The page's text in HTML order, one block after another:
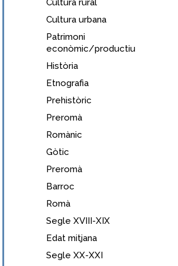
Cultura rural
Cultura urbana
Patrimoni
econòmic/productiu
Història
Etnografia
Prehistòric
Preromà
Romànic
Gòtic
Preromà
Barroc
Romà
Segle XVIII-XIX
Edat mitjana
Segle XX-XXI